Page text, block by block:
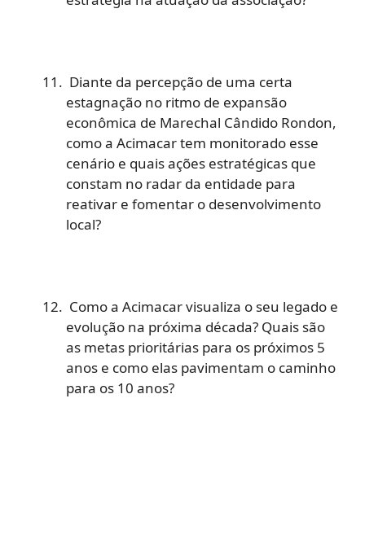
Diante da percepção de uma certa
estagnação no ritmo de expansão
econômica de Marechal Cândido Rondon,
como a Acimacar tem monitorado esse
cenário e quais ações estratégicas que
constam no radar da entidade para
reativar e fomentar o desenvolvimento
local?
Como a Acimacar visualiza o seu legado e
evolução na próxima década? Quais são
as metas prioritárias para os próximos 5
anos e como elas pavimentam o caminho
para os 10 anos?